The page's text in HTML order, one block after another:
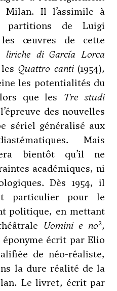
Milan. Il l’assimile à
partitions de Luigi
œuvres de cette
liriche di García Lorca
Quattro canti(1954),
les potentialités du
que les Tre studi
des nouvelles
sériel généralisé aux
Mais
bientôt qu’il ne
académiques, ni
Dès 1954, il
particulier pour le
politique, en mettant
Uomini e no2,
écrit par Elio
de néo-réaliste,
la dure réalité de la
Le livret, écrit par